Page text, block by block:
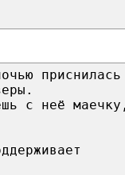
приснилась
с неё